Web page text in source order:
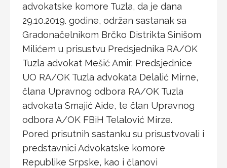
advokatske komore Tuzla, da je dana
29.10.2019. godine, održan sastanak sa
Gradonačelnikom Brčko Distrikta Sinišom
Milićem u prisustvu Predsjednika RA/OK
Tuzla advokat Mešić Amir, Predsjednice
UO RA/OK Tuzla advokata Delalić Mirne,
člana Upravnog odbora RA/OK Tuzla
advokata Smajić Aide, te član Upravnog
odbora A/OK FBiH Telalović Mirze.
Pored prisutnih sastanku su prisustvovali i
predstavnici Advokatske komore
Republike Srpske, kao i članovi